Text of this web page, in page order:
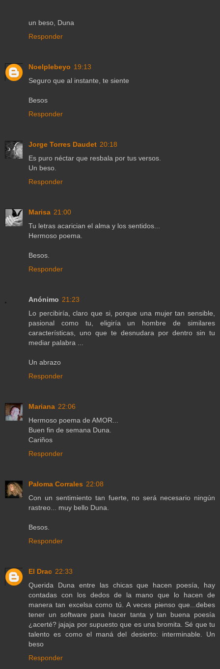
un beso, Duna
Responder
Noelplebeyo 19:13
Seguro que al instante, te siente
Besos
Responder
Jorge Torres Daudet 20:18
Es puro néctar que resbala por tus versos.
Un beso.
Responder
Marisa 21:00
Tu letras acarician el alma y los sentidos...
Hermoso poema.
Besos.
Responder
Anónimo 21:23
Lo percibiría, claro que si, porque una mujer tan sensible,
pasional como tu, eligiría un hombre de similares
características, uno que te desnudara por dentro sin tu
mediar palabra ...
Un abrazo
Responder
Mariana 22:06
Hermoso poema de AMOR...
Buen fin de semana Duna.
Cariños
Responder
Paloma Corrales 22:08
Con un sentimiento tan fuerte, no será necesario ningún
rastreo... muy bello Duna.
Besos.
Responder
El Drac 22:33
Querida Duna entre las chicas que hacen poesía, hay
contadas con los dedos de la mano que lo hacen de
manera tan excelsa como tú. A veces pienso que...debes
tener un software para hacer tanta y tan buena poesía
¿acerté? jajaja por supuesto que es una bromita. Sé que tu
talento es como el maná del desierto: interminable. Un
beso
Responder